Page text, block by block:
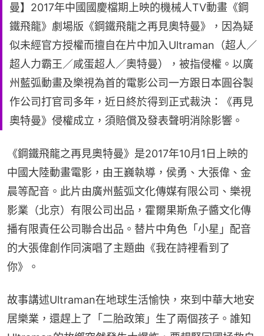
曼】2017年中國國慶檔期上映的機械人TV動畫《鋼
鐵飛龍》劇場版《鋼鐵飛龍之再見奧特曼》，因為疑
似未經官方授權而擅自在片中加入Ultraman（超人／
超人力霸王／咸蛋超人／奧特曼），被指侵權。以廣
州藍弧動畫及樂視為首的電影公司一方跟日本圓谷製
作公司打官司多年，近日終於得到正式裁決：《再見
奧特曼》侵權成立，須賠償及發表聲明消除影響。
《鋼鐵飛龍之再見奧特曼》是2017年10月1日上映的
中國大陸動畫電影，由王巍執導，侯勇、大張偉、金
晨等配音。此片由廣州藍弧文化傳媒有限公司、樂視
影業（北京）有限公司出品，霍爾果斯魚子醬文化傳
播有限責任公司聯合出品。替片中角色「小星」配音
的大張偉創作同演唱了主題曲《我在詩裡看到了
你》。
故事講述Ultraman在地球生活愉快，來到中華大地安
居樂業，還趕上了「二胎政策」生了兩個孩子。誰知